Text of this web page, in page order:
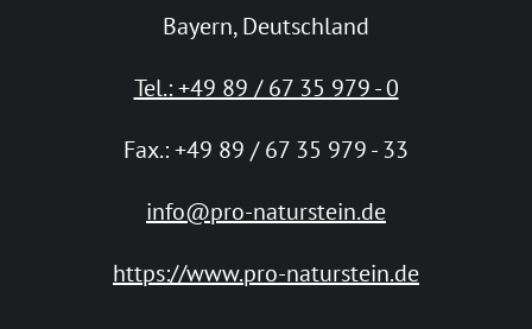
Bayern, Deutschland
Tel.: +49 89 / 67 35 979 - 0
Fax.: +49 89 / 67 35 979 - 33
info@pro-naturstein.de
https://www.pro-naturstein.de